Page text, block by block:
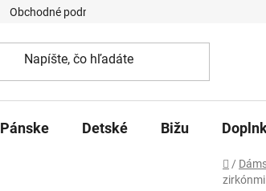
Obchodné podmienky
Pánske Detské Bižu
Domov
/
zirkónmi